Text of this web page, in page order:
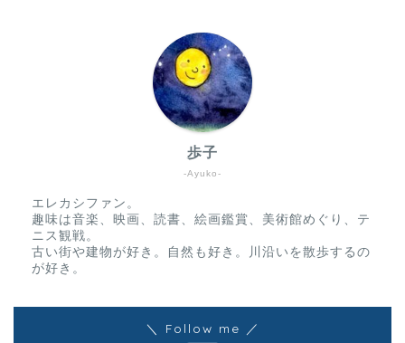
-Ayuko-
歩子
エレカシファン。
趣味は音楽、映画、読書、絵画鑑賞、美術館めぐり、テ
ニス観戦。
古い街や建物が好き。自然も好き。川沿いを散歩するの
が好き。
＼ Follow me ／